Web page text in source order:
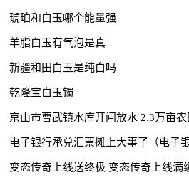
琥珀和白玉哪个能量强
羊脂白玉有气泡是真
新疆和田白玉是纯白吗
乾隆宝白玉镯
京山市曹武镇水库开闸放水 2.3万亩农
电子银行承兑汇票摊上大事了（电子
变态传奇上线送终极 变态传奇上线满